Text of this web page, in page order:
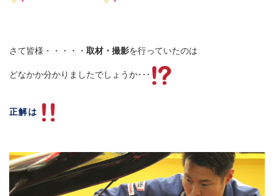
さて皆様・・・・・ 取材・撮影を行っていたのは
どなかか分かりましたでしょうか･･･
正解は